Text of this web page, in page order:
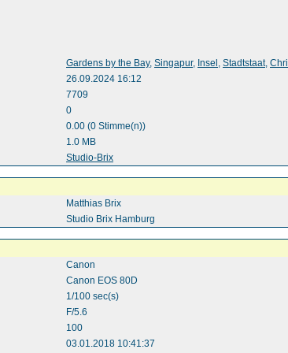
Gardens by the Bay, Singapur, Insel , Stadtstaat,
26.09.2024 16:12
7709
0
0.00 (0 Stimme(n))
1.0 MB
Studio-Brix
Matthias Brix
Studio Brix Hamburg
Canon
Canon EOS 80D
1/100 sec(s)
F/5.6
100
03.01.2018 10:41:37